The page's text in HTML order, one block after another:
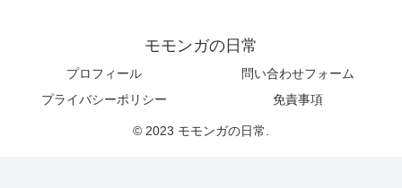
モモンガの日常
プロフィール
問い合わせフォーム
プライバシーポリシー
免責事項
© 2023 モモンガの日常.